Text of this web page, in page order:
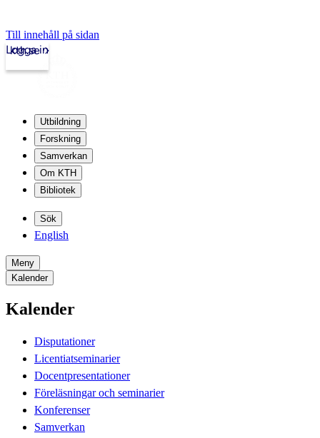
Till innehåll på sidan
kth.se
Logga in
Utbildning
Forskning
Samverkan
Om KTH
Bibliotek
Sök
English
Meny
Kalender
Kalender
Disputationer
Licentiatseminarier
Docentpresentationer
Föreläsningar och seminarier
Konferenser
Samverkan